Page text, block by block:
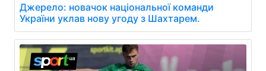
Джерело: новачок національної команди
України уклав нову угоду з Шахтарем.